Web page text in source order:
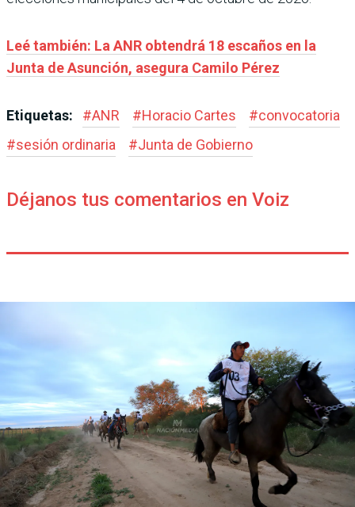
Leé también: La ANR obtendrá 18 escaños en la
Junta de Asunción, asegura Camilo Pérez
Etiquetas: #ANR #Horacio Cartes #convocatoria
#sesión ordinaria #Junta de Gobierno
Déjanos tus comentarios en Voiz